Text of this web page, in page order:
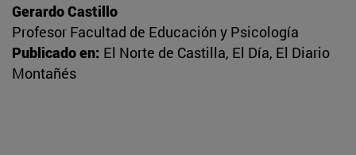
Gerardo Castillo
Profesor Facultad de Educación y Psicología
Publicado en: El Norte de Castilla, El Día, El Diario
Montañés